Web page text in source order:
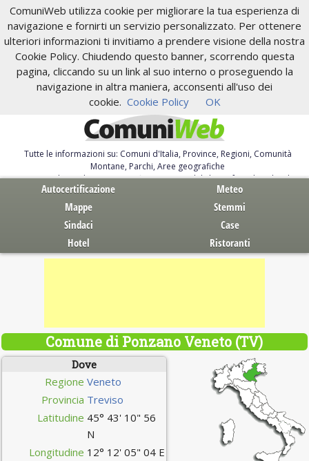
ComuniWeb utilizza cookie per migliorare la tua esperienza di
navigazione e fornirti un servizio personalizzato. Per ottenere
ulteriori informazioni ti invitiamo a prendere visione della nostra
Cookie Policy. Chiudendo questo banner, scorrendo questa
pagina, cliccando su un link al suo interno o proseguendo la
navigazione in altra maniera, acconsenti all'uso dei
cookie. Cookie Policy OK
Tutte le informazioni su: Comuni d'Italia, Province, Regioni, Comunità
Montane, Parchi, Aree geografiche
Servizi al Cittadino. Autocertificazione, moduli, leggi, free download
Autocertificazione
Meteo
Mappe
Stemmi
Sindaci
Case
Hotel
Ristoranti
Comune di Ponzano Veneto (TV)
Dove
Regione Veneto
Provincia Treviso
Latitudine 45° 43' 10" 56
N
Longitudine 12° 12' 05" 04 E